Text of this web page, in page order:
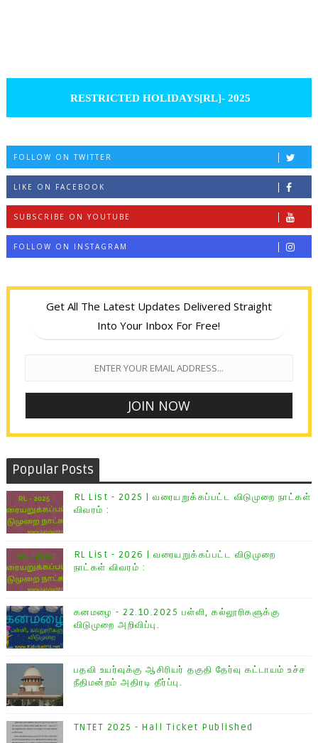
RESTRICTED HOLIDAYS[RL]- 2025
FOLLOW ON TWITTER
LIKE ON FACEBOOK
SUBSCRIBE ON YOUTUBE
FOLLOW ON INSTAGRAM
Get All The Latest Updates Delivered Straight
Into Your Inbox For Free!
Popular Posts
RL List - 2025 | வரையறுக்கப்பட்ட விடுமுறை நாட்கள்
விவரம் :
RL List - 2026 | வரையறுக்கப்பட்ட விடுமுறை
நாட்கள் விவரம் :
கனமழை - 22.10.2025 பள்ளி, கல்லூரிகளுக்கு
விடுமுறை அறிவிப்பு.
பதவி உயர்வுக்கு ஆசிரியர் தகுதி தேர்வு கட்டாயம் உச்ச
நீதிமன்றம் அதிரடி தீர்ப்பு.
TNTET 2025 - Hall Ticket Published